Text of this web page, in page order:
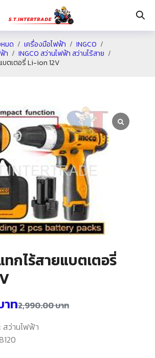
มด เครื่องมือไฟฟ้า
INGCO
า
INGCO สว่านไฟฟ้า สว่านไร้สาย
บตเตอรี่ Li-ion 12V
ทกไร้สายแบตเตอรี่
2,990.00บาท
าท
สว่านไฟฟ้า